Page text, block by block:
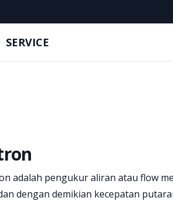
SERVICE
adalah pengukur aliran atau flow
dengan demikian kecepatan